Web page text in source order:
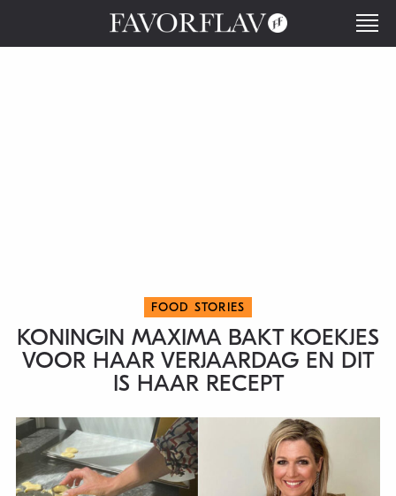
FOOD STORIES
KONINGIN MAXIMA BAKT KOEKJES
VOOR HAAR VERJAARDAG EN DIT
IS HAAR RECEPT